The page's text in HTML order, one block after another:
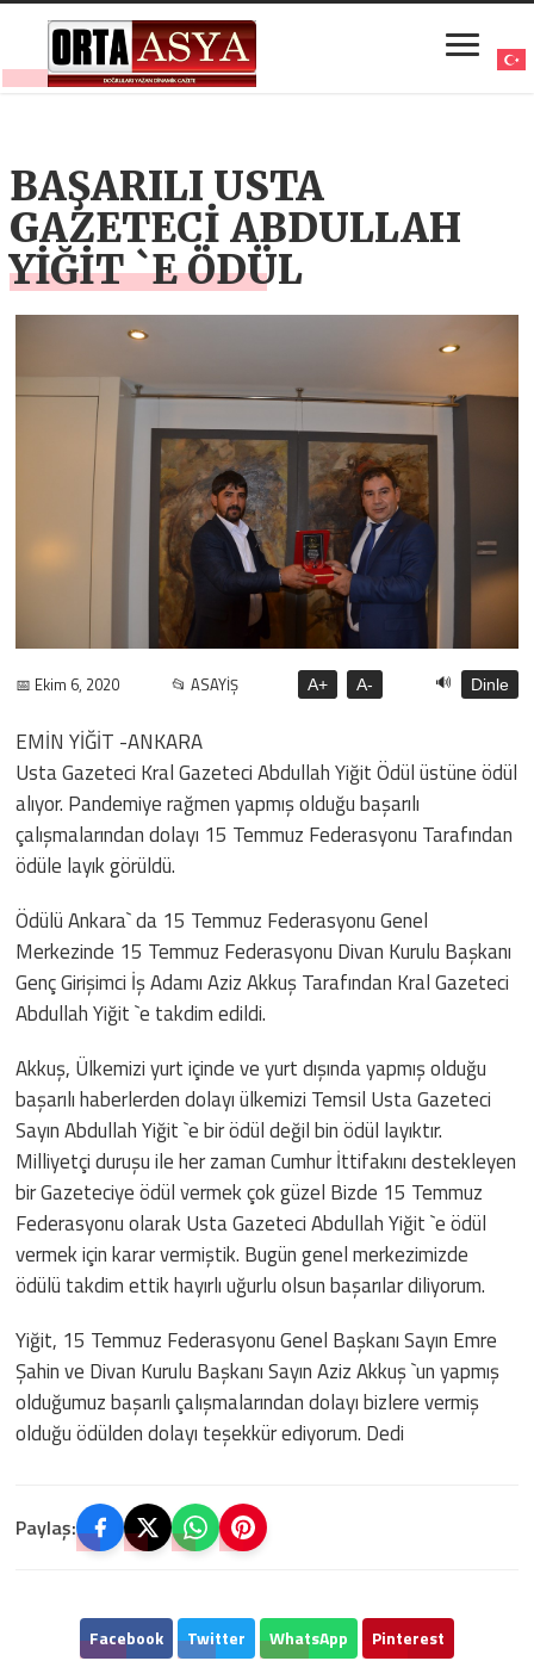
BAŞARILI USTA
GAZETECİ ABDULLAH
YİĞİT `E ÖDÜL
📅 Ekim 6, 2020 📂 ASAYİŞ A+ A- 🔊 Dinle
EMİN YİĞİT -ANKARA
Usta Gazeteci Kral Gazeteci Abdullah Yiğit Ödül üstüne ödül
alıyor. Pandemiye rağmen yapmış olduğu başarılı
çalışmalarından dolayı 15 Temmuz Federasyonu Tarafından
ödüle layık görüldü.
Ödülü Ankara` da 15 Temmuz Federasyonu Genel
Merkezinde 15 Temmuz Federasyonu Divan Kurulu Başkanı
Genç Girişimci İş Adamı Aziz Akkuş Tarafından Kral Gazeteci
Abdullah Yiğit `e takdim edildi.
Akkuş, Ülkemizi yurt içinde ve yurt dışında yapmış olduğu
başarılı haberlerden dolayı ülkemizi Temsil Usta Gazeteci
Sayın Abdullah Yiğit `e bir ödül değil bin ödül layıktır.
Milliyetçi duruşu ile her zaman Cumhur İttifakını destekleyen
bir Gazeteciye ödül vermek çok güzel Bizde 15 Temmuz
Federasyonu olarak Usta Gazeteci Abdullah Yiğit `e ödül
vermek için karar vermiştik. Bugün genel merkezimizde
ödülü takdim ettik hayırlı uğurlu olsun başarılar diliyorum.
Yiğit, 15 Temmuz Federasyonu Genel Başkanı Sayın Emre
Şahin ve Divan Kurulu Başkanı Sayın Aziz Akkuş `un yapmış
olduğumuz başarılı çalışmalarından dolayı bizlere vermiş
olduğu ödülden dolayı teşekkür ediyorum. Dedi
Paylaş:
Facebook Twitter WhatsApp Pinterest